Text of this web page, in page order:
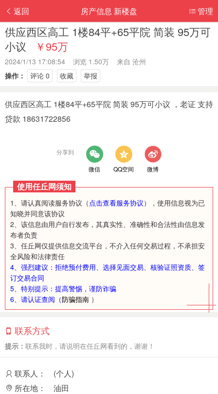
返回 管理
房产信息 新楼盘
供应西区高工 1楼84平+65平院 简装 95万可
小议
￥95万
2024/1/13 17:08:54 浏览 1.50万 来自 沧州
操作：
评论 0 收藏 举报
供应西区高工 1楼84平+65平院 简装 95万可小议 ，老证 支持
贷款 18631722856
分享到
微信 QQ空间 微博
使用任丘网须知
1、请认真阅读服务协议（点击查看服务协议），使用信息视为已
知晓并同意该协议
2、该信息由用户自行发布，其真实性、准确性和合法性由信息发
布者负责
3、任丘网仅提供信息交流平台，不介入任何交易过程，不承担安
全风险和法律责任
4、强烈建议：拒绝预付费用、选择见面交易、核验证照资质、签
订交易合同
5、特别提示：提高警惕，谨防诈骗
6、请认证查阅（防骗指南 ）
联系方式
提示： 联系我时，请说明在任丘网看到的，谢谢！
联系人：
(个人)
所在地：
油田